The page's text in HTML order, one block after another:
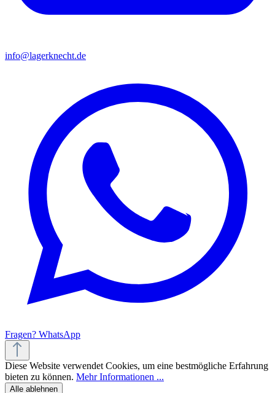
Fragen? WhatsApp
Diese Website verwendet Cookies, um eine bestmögliche Erfahrung
bieten zu können.